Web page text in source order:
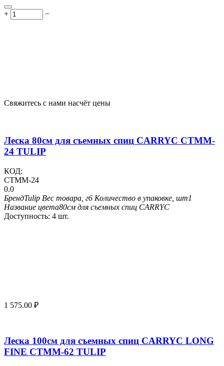
+ −
Свяжитесь с нами насчёт цены
Леска 80см для съемных спиц CARRYC CTMM-
24 TULIP
КОД:
CTMM-24
0.0
БрендTulip Вес товара, г6 Количество в упаковке, шт1
Название цвета80см для съемных спиц CARRYC
Доступность: 4 шт.
1 575.00 ₽
Леска 100см для съемных спиц CARRYC LONG
FINE CTMM-62 TULIP